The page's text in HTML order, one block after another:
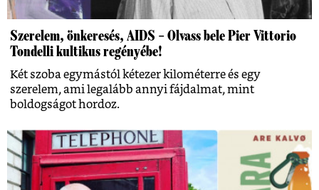
Szerelem, önkeresés, AIDS – Olvass bele Pier Vittorio
Tondelli kultikus regényébe!
Két szoba egymástól kétezer kilométerre és egy
szerelem, ami legalább annyi fájdalmat, mint
boldogságot hordoz.